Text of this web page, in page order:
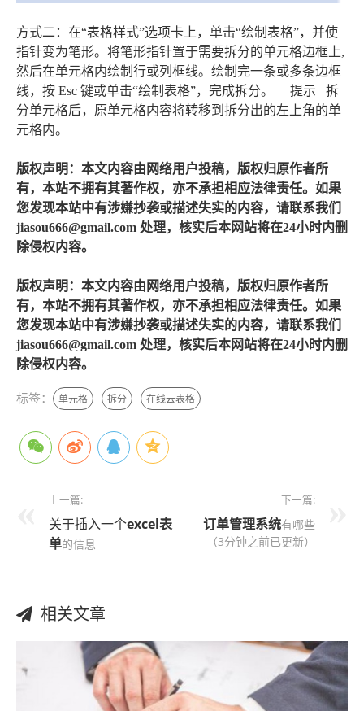
方式二：在“表格样式”选项卡上，单击“绘制表格”，并使
指针变为笔形。将笔形指针置于需要拆分的单元格边框上,
然后在单元格内绘制行或列框线。绘制完一条或多条边框
线，按 Esc 键或单击“绘制表格”，完成拆分。 提示 拆
分单元格后，原单元格内容将转移到拆分出的左上角的单
元格内。
版权声明：本文内容由网络用户投稿，版权归原作者所
有，本站不拥有其著作权，亦不承担相应法律责任。如果
您发现本站中有涉嫌抄袭或描述失实的内容，请联系我们
jiasou666@gmail.com 处理，核实后本网站将在24小时内删
除侵权内容。
版权声明：本文内容由网络用户投稿，版权归原作者所
有，本站不拥有其著作权，亦不承担相应法律责任。如果
您发现本站中有涉嫌抄袭或描述失实的内容，请联系我们
jiasou666@gmail.com 处理，核实后本网站将在24小时内删
除侵权内容。
标签： 单元格 拆分 在线云表格
上一篇:
关于插入一个excel表
单的信息
下一篇:
订单管理系统有哪些
（3分钟之前已更新）
相关文章